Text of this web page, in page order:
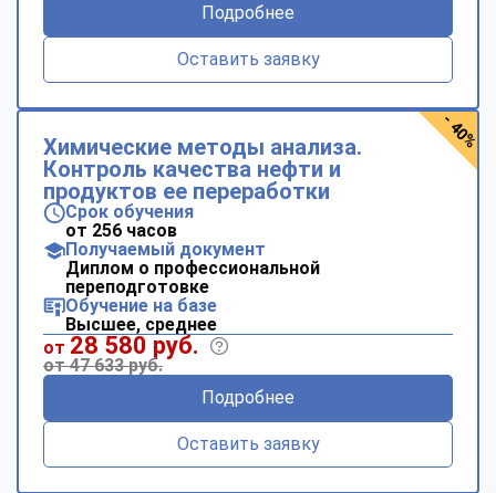
Подробнее
Оставить заявку
Химические методы анализа.
Контроль качества нефти и
продуктов ее переработки
Срок обучения
от 256 часов
Получаемый документ
Диплом о профессиональной
переподготовке
Обучение на базе
Высшее, среднее
от 28 580 руб.
от 47 633 руб.
Подробнее
Оставить заявку
- 40%